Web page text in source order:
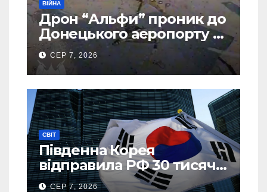
ВІЙНА
Дрон “Альфи” проник до
Донецького аеропорту та
спалив “Шахед” ще до
запуску
СЕР 7, 2026
СВІТ
Південна Корея
відправила РФ 30 тисяч
тонн авіапалива
СЕР 7, 2026